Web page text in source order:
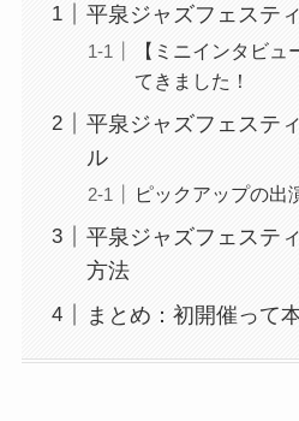
平泉ジャズフェステ
【ミニインタビ
てきました！
平泉ジャズフェステ
ル
ピックアップの出
平泉ジャズフェステ
方法
まとめ：初開催って